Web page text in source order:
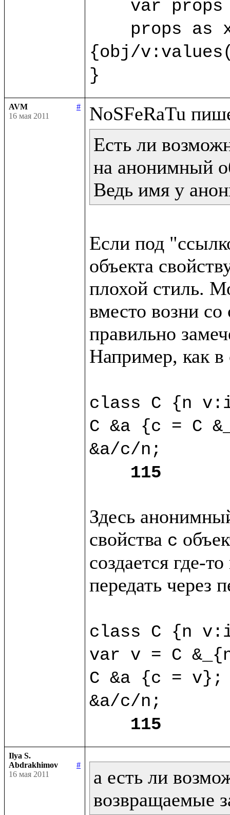
var props
props as
{obj/
}
AVM
#
16 мая 2011
Есть ли
на анонимный
Ведь имя у
Если под
объекта
плохой стиль.
вместо возни
правильно
Например, как
class C {n
C &a {c = C
&a/c/n;
115
Здесь
свойства c
создается где-
передать через
class C {n
var v = C
C &a {c = v};
&a/c/n;
115
Ilya S.
Abdrakhimov
#
16 мая 2011
а есть ли
возвращаемые